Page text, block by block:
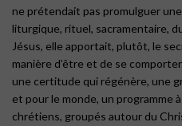
ne prétendait pas promulguer
liturgique, rituel, sacramentaire,
Jésus, elle apportait, plutôt, le
manière d’être et de se
une certitude qui régénère, une
et pour le monde, un programme
chrétiens, groupés autour du